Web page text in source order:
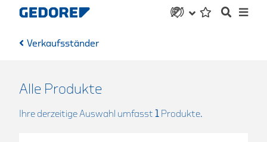
Verkaufsständer
Alle Produkte
Ihre derzeitige Auswahl umfasst 1 Produkte.